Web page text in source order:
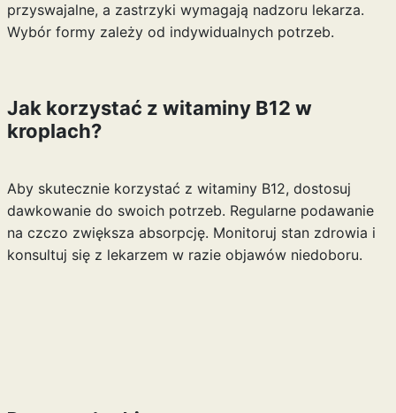
przyswajalne, a zastrzyki wymagają nadzoru lekarza.
Wybór formy zależy od indywidualnych potrzeb.
Jak korzystać z witaminy B12 w
kroplach?
Aby skutecznie korzystać z witaminy B12, dostosuj
dawkowanie do swoich potrzeb. Regularne podawanie
na czczo zwiększa absorpcję. Monitoruj stan zdrowia i
konsultuj się z lekarzem w razie objawów niedoboru.